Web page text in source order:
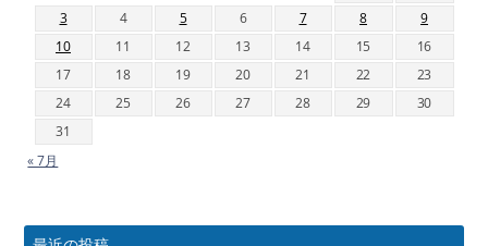
3 4 5 6 7 8
9
10
11 12 13 14 15
16
17
18 19 20 21 22
23
24
25 26 27 28 29
30
31
« 7月